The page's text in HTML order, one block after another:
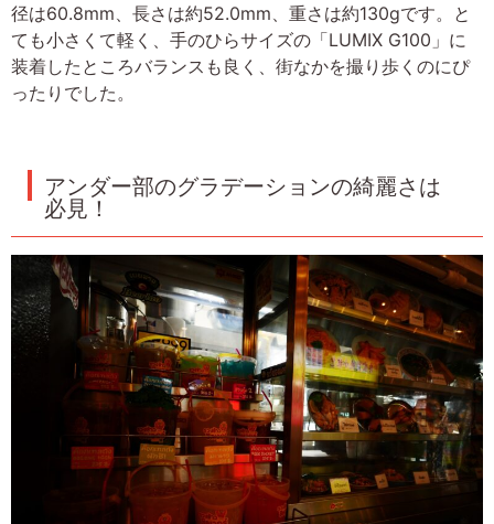
径は60.8mm、長さは約52.0mm、重さは約130gです。と
ても小さくて軽く、手のひらサイズの「LUMIX G100」に
装着したところバランスも良く、街なかを撮り歩くのにぴ
ったりでした。
アンダー部のグラデーションの綺麗さは
必見！